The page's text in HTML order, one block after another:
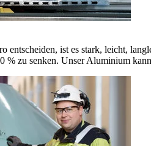
entscheiden, ist es stark, leicht,
% zu senken. Unser Aluminium